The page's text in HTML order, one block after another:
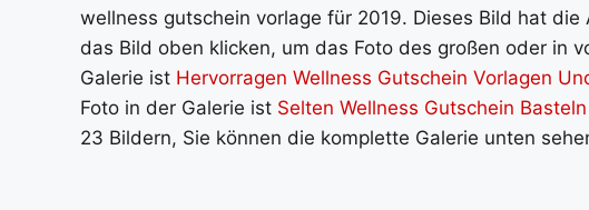
wellness gutschein vorlage für 2019. Dieses Bild hat
das Bild oben klicken, um das Foto des großen oder in
Galerie ist Hervorragen Wellness Gutschein Vorlagen
Foto in der Galerie ist Selten Wellness Gutschein
23 Bildern, Sie können die komplette Galerie unten